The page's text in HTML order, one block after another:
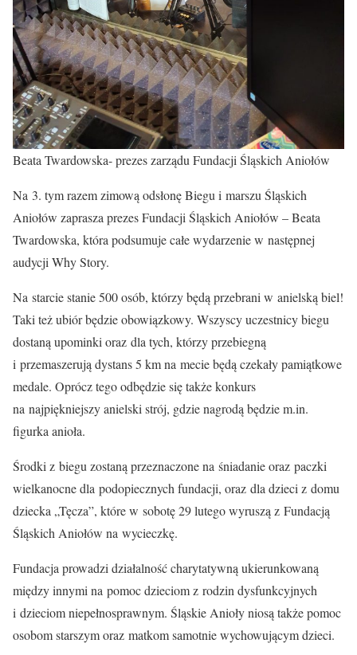
Beata Twardowska- prezes zarządu Fundacji Śląskich Aniołów
Na 3. tym razem zimową odsłonę Biegu i marszu Śląskich
Aniołów zaprasza prezes Fundacji Śląskich Aniołów – Beata
Twardowska, która podsumuje całe wydarzenie w następnej
audycji Why Story.
Na starcie stanie 500 osób, którzy będą przebrani w anielską biel!
Taki też ubiór będzie obowiązkowy. Wszyscy uczestnicy biegu
dostaną upominki oraz dla tych, którzy przebiegną
i przemaszerują dystans 5 km na mecie będą czekały pamiątkowe
medale. Oprócz tego odbędzie się także konkurs
na najpiękniejszy anielski strój, gdzie nagrodą będzie m.in.
figurka anioła.
Środki z biegu zostaną przeznaczone na śniadanie oraz paczki
wielkanocne dla podopiecznych fundacji, oraz dla dzieci z domu
dziecka „Tęcza”, które w sobotę 29 lutego wyruszą z Fundacją
Śląskich Aniołów na wycieczkę.
Fundacja prowadzi działalność charytatywną ukierunkowaną
między innymi na pomoc dzieciom z rodzin dysfunkcyjnych
i dzieciom niepełnosprawnym. Śląskie Anioły niosą także pomoc
osobom starszym oraz matkom samotnie wychowującym dzieci.